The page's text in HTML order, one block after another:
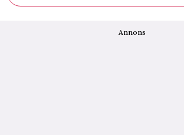
Annons